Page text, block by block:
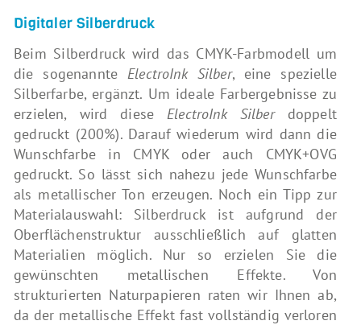
Digitaler Silberdruck
Beim Silberdruck wird das CMYK-Farbmodell um
die sogenannteElectroInk Silber, eine spezielle
Silberfarbe, ergänzt. Um ideale Farbergebnisse zu
erzielen, wird dieseElectroInk Silberdoppelt
gedruckt (200%). Darauf wiederum wird dann die
Wunschfarbe in CMYK oder auch CMYK+OVG
gedruckt. So lässt sich nahezu jede Wunschfarbe
als metallischer Ton erzeugen. Noch ein Tipp zur
Materialauswahl: Silberdruck ist aufgrund der
Oberflächenstruktur ausschließlich auf glatten
Materialien möglich. Nur so erzielen Sie die
gewünschten metallischen Effekte. Von
strukturierten Naturpapieren raten wir Ihnen ab,
da der metallische Effekt fast vollständig verloren